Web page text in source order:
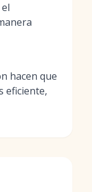
hacen que
eficiente,